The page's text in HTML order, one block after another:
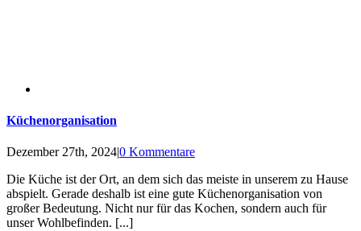
Küchenorganisation
Dezember 27th, 2024|0 Kommentare
Die Küche ist der Ort, an dem sich das meiste in unserem zu Hause
abspielt. Gerade deshalb ist eine gute Küchenorganisation von
großer Bedeutung. Nicht nur für das Kochen, sondern auch für
unser Wohlbefinden. [...]